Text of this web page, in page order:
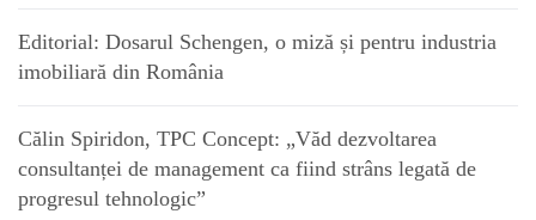
Editorial: Dosarul Schengen, o miză și pentru industria
imobiliară din România
Călin Spiridon, TPC Concept: „Văd dezvoltarea
consultanței de management ca fiind strâns legată de
progresul tehnologic”